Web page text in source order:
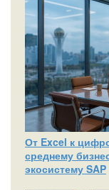
От Excel к
среднему
экосистему SAP